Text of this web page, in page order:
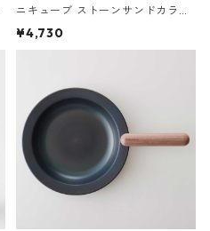
ニキューブ ストーンサンドカラー
石調 ideaco Umbrella Stand CUB
E ストーンサンドブラック
¥4,730